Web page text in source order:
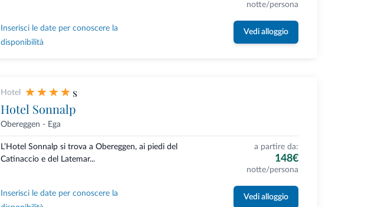
notte/persona
Inserisci le date per conoscere la
disponibilità
Vedi alloggio
Hotel s
Hotel Sonnalp
Obereggen - Ega
L’Hotel Sonnalp si trova a Obereggen, ai piedi del
Catinaccio e del Latemar...
a partire da:
148€
notte/persona
Inserisci le date per conoscere la
Vedi alloggio